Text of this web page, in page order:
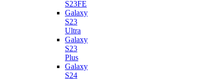
S23FE
Galaxy
S23
Ultra
Galaxy
S23
Plus
Galaxy
S24